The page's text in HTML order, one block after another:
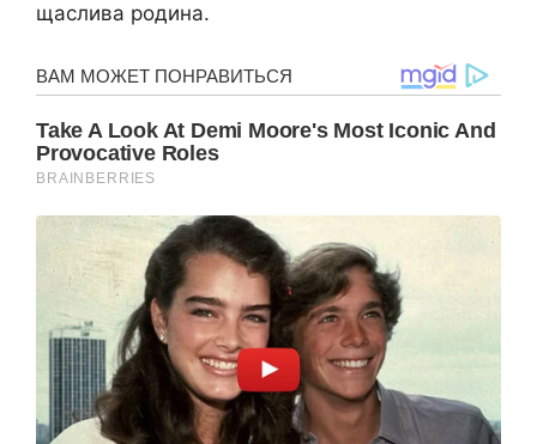
щаслива родина.